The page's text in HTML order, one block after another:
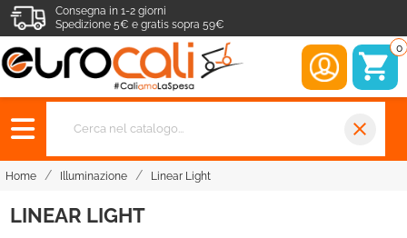
Consegna in 1-2 giorni
Spedizione 5€ e gratis sopra 59€
0
close
Home Illuminazione Linear Light
LINEAR LIGHT